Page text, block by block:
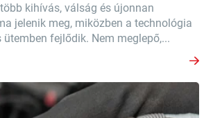
kihívás, válság és újonnan
jelenik meg, miközben a technológia
fejlődik. Nem meglepő,...